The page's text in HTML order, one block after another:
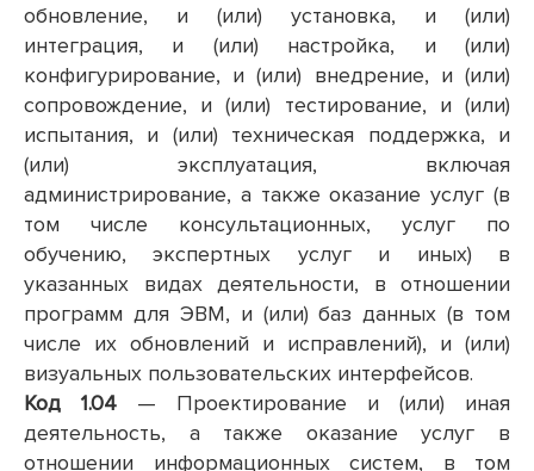
обновление, и (или) установка, и (или)
интеграция, и (или) настройка, и (или)
конфигурирование, и (или) внедрение, и (или)
сопровождение, и (или) тестирование, и (или)
испытания, и (или) техническая поддержка, и
(или) эксплуатация, включая
администрирование, а также оказание услуг (в
том числе консультационных, услуг по
обучению, экспертных услуг и иных) в
указанных видах деятельности, в отношении
программ для ЭВМ, и (или) баз данных (в том
числе их обновлений и исправлений), и (или)
визуальных пользовательских интерфейсов.
Код 1.04 — Проектирование и (или) иная
деятельность, а также оказание услуг в
отношении информационных систем, в том